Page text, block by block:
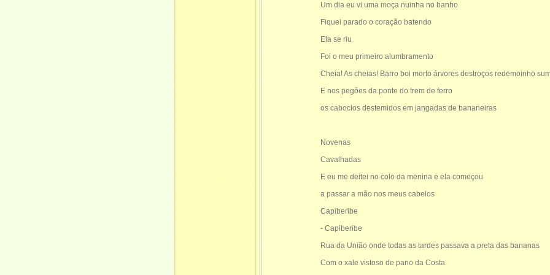
Um dia eu vi uma moça nuinha no banho
Fiquei parado o coração batendo
Ela se riu
Foi o meu primeiro alumbramento
Cheia! As cheias! Barro boi morto árvores destroços redemoinho
E nos pegões da ponte do trem de ferro
os caboclos destemidos em jangadas de bananeiras
Novenas
Cavalhadas
E eu me deitei no colo da menina e ela começou
a passar a mão nos meus cabelos
Capiberibe
- Capiberibe
Rua da União onde todas as tardes passava a preta das bananas
Com o xale vistoso de pano da Costa